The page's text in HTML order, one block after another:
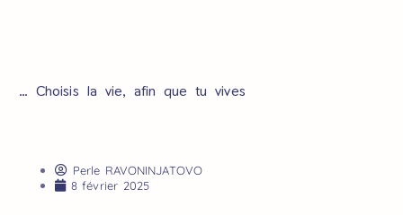
… Choisis la vie, afin que tu vives
Perle RAVONINJATOVO
8 février 2025